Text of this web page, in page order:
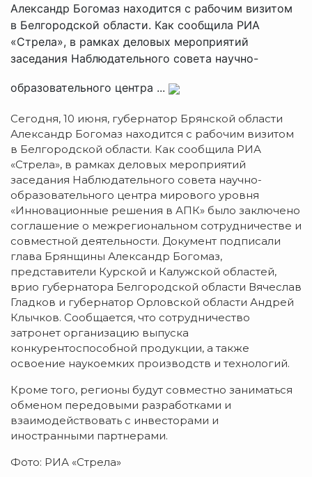
Александр Богомаз находится с рабочим визитом
в Белгородской области. Как сообщила РИА
«Стрела», в рамках деловых мероприятий
заседания Наблюдательного совета научно-
образовательного центра ...
Сегодня, 10 июня, губернатор Брянской области
Александр Богомаз находится с рабочим визитом
в Белгородской области. Как сообщила РИА
«Стрела», в рамках деловых мероприятий
заседания Наблюдательного совета научно-
образовательного центра мирового уровня
«Инновационные решения в АПК» было заключено
соглашение о межрегиональном сотрудничестве и
совместной деятельности. Документ подписали
глава Брянщины Александр Богомаз,
представители Курской и Калужской областей,
врио губернатора Белгородской области Вячеслав
Гладков и губернатор Орловской области Андрей
Клычков. Сообщается, что сотрудничество
затронет организацию выпуска
конкурентоспособной продукции, а также
освоение наукоемких производств и технологий.
Кроме того, регионы будут совместно заниматься
обменом передовыми разработками и
взаимодействовать с инвесторами и
иностранными партнерами.
Фото: РИА «Стрела»